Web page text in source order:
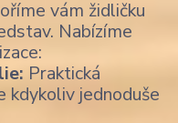
vám židličku
Nabízíme
Praktická
kdykoliv jednoduše